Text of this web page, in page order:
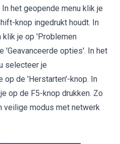
het geopende menu klik je
knop ingedrukt houdt. In
je op 'Problemen
'Geavanceerde opties'. In het
selecteer je
op de 'Herstarten'-knop. In
op de F5-knop drukken. Zo
veilige modus met netwerk